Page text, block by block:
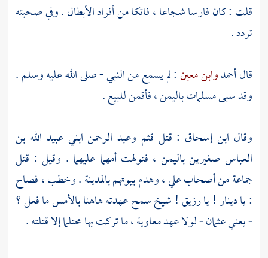
قلت : كان فارسا شجاعا ، فاتكا من أفراد الأبطال . وفي صحبته
تردد .
قالأحمدوابن معين: لم يسمع من النبي - صلى الله عليه وسلم .
وقد سبى مسلماتباليمن، فأقمن للبيع .
وقال ابن إسحاق : قتل قثم وعبد الرحمن ابنيعبيد الله بن
العباس صغيرينباليمن ، فتولهت أمهما عليهما . وقيل : قتل
جماعة من أصحابعلي، وهدم بيوتهمبالمدينة. وخطب ، فصاح
: يادينار! يارزيق! شيخ سمح عهدته هاهنا بالأمس ما فعل ؟
- يعنيعثمان- لولا عهدمعاوية، ما تركت بها محتلما إلا قتلته .